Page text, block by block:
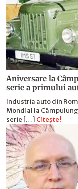
Aniversare la
serie a primului
Industria auto din
Mondial la
serie […] Citește!